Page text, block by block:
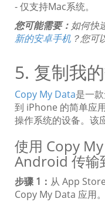
- 仅支持Mac系统。
您可能需要： 如何快
新的安卓手机 ？您可
5. 复制我
Copy My Data是一
到 iPhone 的简单应
操作系统的设备。该
使用 Copy
Android 传输
步骤 1： 从 App
Copy My Data 应用。